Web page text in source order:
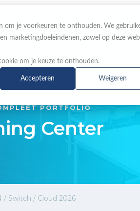
om je voorkeuren te onthouden. We
marketingdoeleindenen, zowel op deze
om je keuze te onthouden.
Accepteren Weigeren
PORTFOLIO
Center
/ Switch / Cloud 2026